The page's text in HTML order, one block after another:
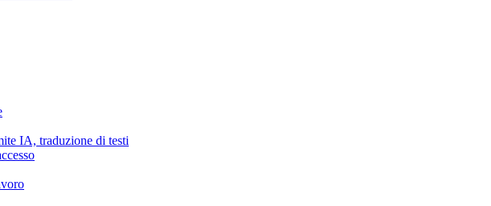
IA, traduzione di testi